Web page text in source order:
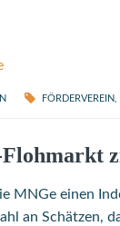
FÖRDERVEREIN,
MNGe einen
an Schätzen,